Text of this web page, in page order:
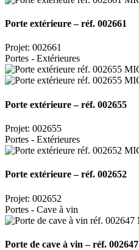
Porte extérieure – réf. 002661
Projet: 002661
Portes - Extérieures
Porte extérieure – réf. 002655
Projet: 002655
Portes - Extérieures
Porte extérieure – réf. 002652
Projet: 002652
Portes - Cave à vin
Porte de cave à vin – réf. 002647